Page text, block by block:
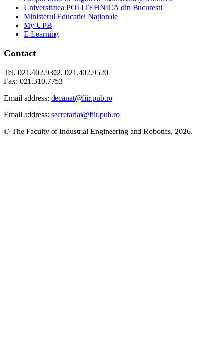
Universitatea POLITEHNICA din București
Ministerul Educației Naționale
My UPB
E-Learning
Contact
Tel. 021.402.9302, 021.402.9520
Fax: 021.310.7753
Email address: decanat@fiir.pub.ro
Email address: secretariat@fiir.pub.ro
© The Faculty of Industrial Engineering and Robotics, 2026.